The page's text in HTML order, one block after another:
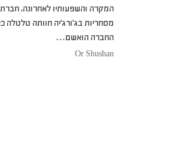
המקרה והשפעותיו לאחרונה, חברת
מסחריות בג’ורג’יה חוותה טלטלה
החברה הואשם…
Or Shushan